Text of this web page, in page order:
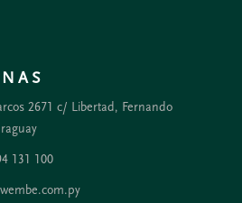
2671 c/ Libertad, Fernando
131 100